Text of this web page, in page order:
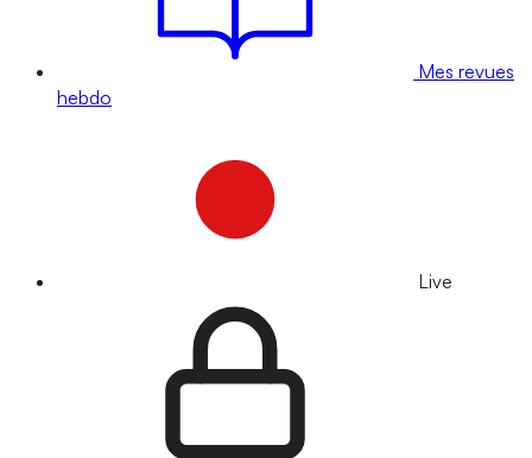
Mes revues
hebdo
Live